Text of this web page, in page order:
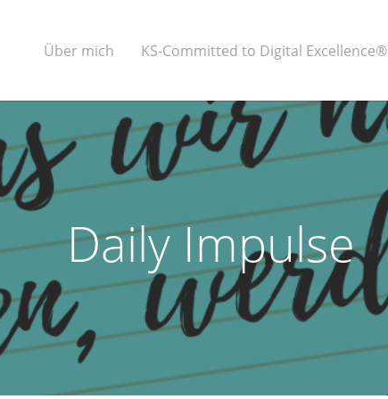
Über mich KS-Committed to Digital Excellence®
Daily Impulse